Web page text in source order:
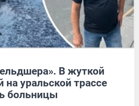
В жуткой
на уральской трассе
больницы